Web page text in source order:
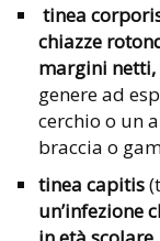
tinea
chiazze
margini netti,
genere ad
cerchio o un
braccia o
tinea capitis
un’infezione